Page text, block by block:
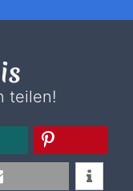
teilen!